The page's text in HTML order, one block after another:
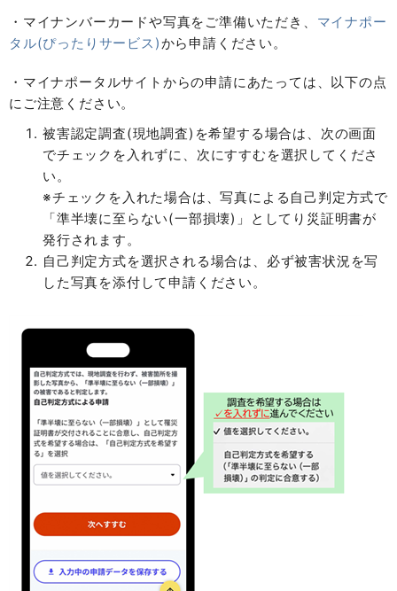
・マイナンバーカードや写真をご準備いただき、 マイナポー
タル(ぴったりサービス)から申請ください。
・マイナポータルサイトからの申請にあたっては、以下の点
にご注意ください。
被害認定調査(現地調査)を希望する場合は、次の画面
でチェックを入れずに、次にすすむを選択してくださ
い。
※チェックを入れた場合は、写真による自己判定方式で
「準半壊に至らない(一部損壊)」としてり災証明書が
発行されます。
自己判定方式を選択される場合は、必ず被害状況を写
した写真を添付して申請ください。